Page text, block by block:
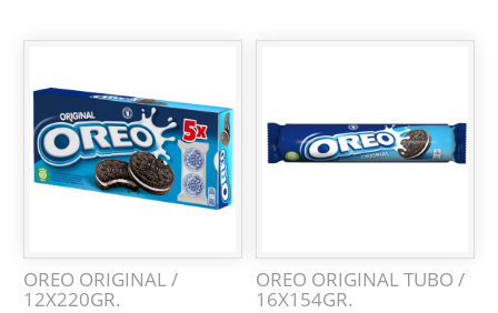
OREO ORIGINAL /
12X220GR.
OREO ORIGINAL TUBO /
16X154GR.